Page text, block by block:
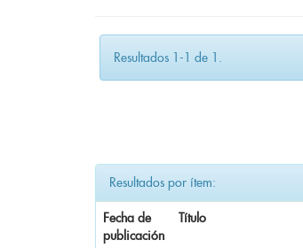
Resultados 1-1 de 1.
Resultados por ítem:
Fecha de
publicación
Título